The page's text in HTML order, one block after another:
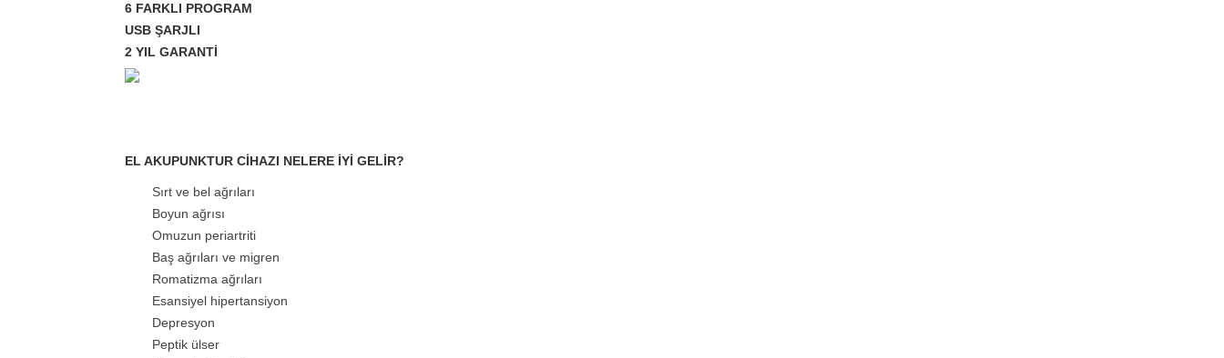
6 FARKLI PROGRAM
USB ŞARJLI
2 YIL GARANTİ
EL AKUPUNKTUR CİHAZI NELERE İYİ GELİR?
Sırt ve bel ağrıları
Boyun ağrısı
Omuzun periartriti
Baş ağrıları ve migren
Romatizma ağrıları
Esansiyel hipertansiyon
Depresyon
Peptik ülser